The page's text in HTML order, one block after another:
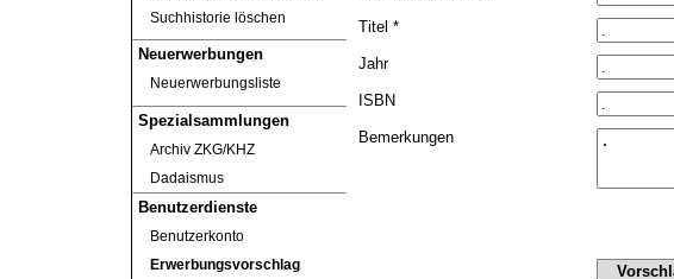
Suchhistorie löschen
Neuerwerbungen
Neuerwerbungsliste
Spezialsammlungen
Archiv ZKG/KHZ
Dadaismus
Benutzerdienste
Benutzerkonto
Erwerbungsvorschlag
Titel *
Jahr
ISBN
Bemerkungen